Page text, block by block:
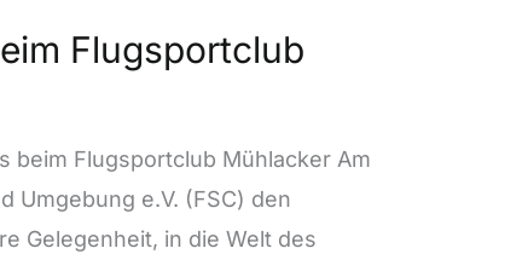
Flugsportclub
beim Flugsportclub Mühlacker Am
Umgebung e.V. (FSC) den
Gelegenheit, in die Welt des